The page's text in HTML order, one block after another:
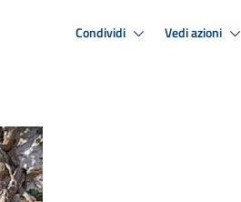
Condividi Vedi azioni